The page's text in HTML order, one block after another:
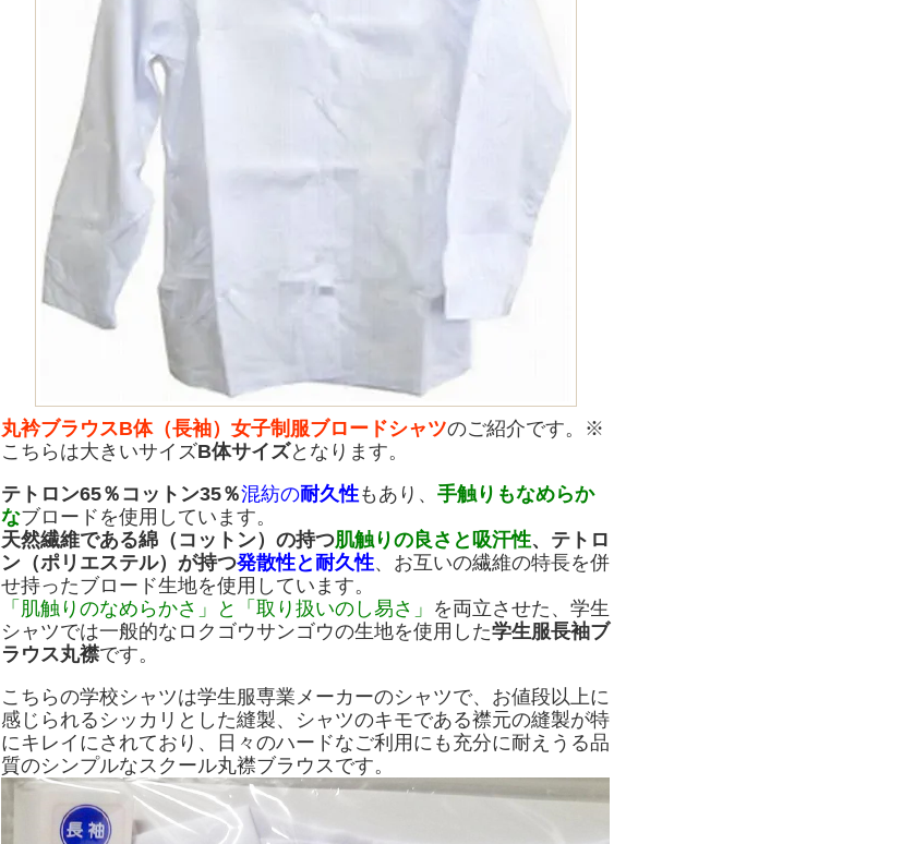
丸衿ブラウスB体（長袖）女子制服ブロードシャツのご紹介です。※
こちらは大きいサイズB体サイズとなります。
テトロン65％コットン35％混紡の耐久性もあり、 手触りもなめらか
なブロードを使用しています。
天然繊維である綿（コットン）の持つ肌触りの良さと吸汗性、テトロ
ン（ポリエステル）が持つ発散性と耐久性、お互いの繊維の特長を併
せ持ったブロード生地を使用しています。
「肌触りのなめらかさ」と「取り扱いのし易さ」 を両立させた、学生
シャツでは一般的なロクゴウサンゴウの生地を使用した学生服長袖ブ
ラウス丸襟です。
こちらの学校シャツは学生服専業メーカーのシャツで、お値段以上に
感じられるシッカリとした縫製、シャツのキモである襟元の縫製が特
にキレイにされており、日々のハードなご利用にも充分に耐えうる品
質のシンプルなスクール丸襟ブラウスです。